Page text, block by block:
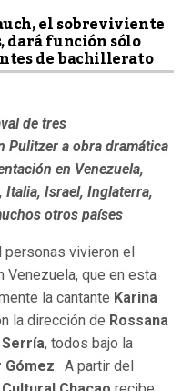
el sobreviviente
dará función sólo
de bachillerato
de tres
Pulitzer a obra dramática
en Venezuela,
Italia, Israel, Inglaterra,
otros países
personas vivieron el
Venezuela, que en esta
la cantante Karina
la dirección de Rossana
Serría, todos bajo la
Gómez. A partir del